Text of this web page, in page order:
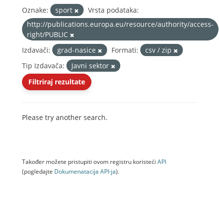
Oznake: sport
Vrsta podataka:
http://publications.europa.eu/resource/authority/access-
right/PUBLIC
Izdavači:
grad-nasice Formati:
csv / zip
Tip Izdavača:
Javni sektor
Filtriraj rezultate
Please try another search.
Također možete pristupiti ovom registru koristeći API
(pogledajte Dokumenаtаcijа API-jа).